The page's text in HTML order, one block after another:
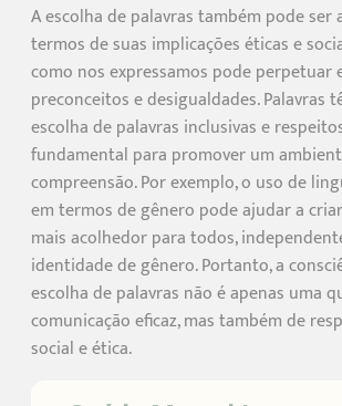
A escolha de palavras também pode ser
termos de suas implicações éticas e
como nos expressamos pode perpetuar
preconceitos e desigualdades. Palavras
escolha de palavras inclusivas e
fundamental para promover um
compreensão. Por exemplo, o uso de
em termos de gênero pode ajudar a
mais acolhedor para todos,
identidade de gênero. Portanto, a
escolha de palavras não é apenas uma
comunicação eficaz, mas também de
social e ética.